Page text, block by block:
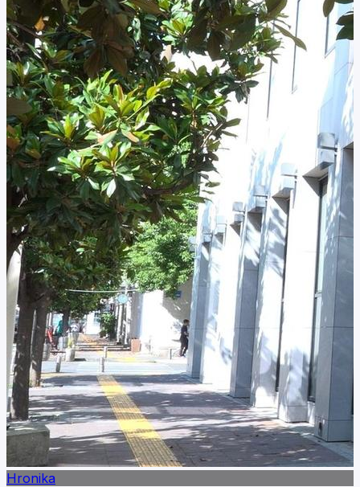
Hronika